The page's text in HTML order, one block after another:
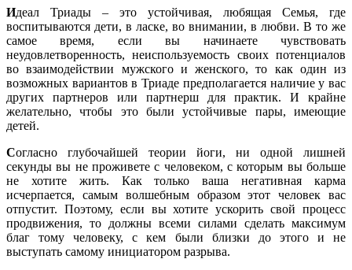
Идеал Триады – это устойчивая, любящая Семья, где
воспитываются дети, в ласке, во внимании, в любви. В то же
самое время, если вы начинаете чувствовать
неудовлетворенность, неиспользуемость своих потенциалов
во взаимодействии мужского и женского, то как один из
возможных вариантов в Триаде предполагается наличие у вас
других партнеров или партнерш для практик. И крайне
желательно, чтобы это были устойчивые пары, имеющие
детей.
Согласно глубочайшей теории йоги, ни одной лишней
секунды вы не проживете с человеком, с которым вы больше
не хотите жить. Как только ваша негативная карма
исчерпается, самым волшебным образом этот человек вас
отпустит. Поэтому, если вы хотите ускорить свой процесс
продвижения, то должны всеми силами сделать максимум
благ тому человеку, с кем были близки до этого и не
выступать самому инициатором разрыва.